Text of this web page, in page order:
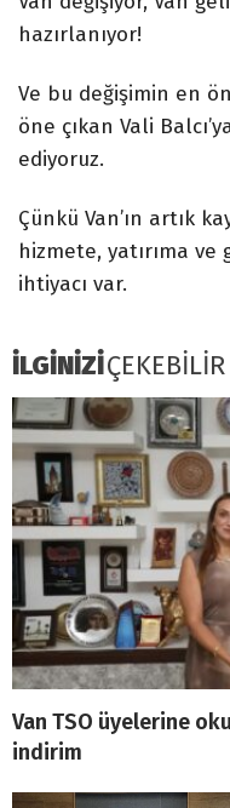
hazırlanıyor!
Ve bu değişimin en
öne çıkan Vali
ediyoruz.
Çünkü Van’ın artık
hizmete, yatırıma
ihtiyacı var.
İLGİNİZİÇEKEBİLİR
Van TSO üyelerine
indirim